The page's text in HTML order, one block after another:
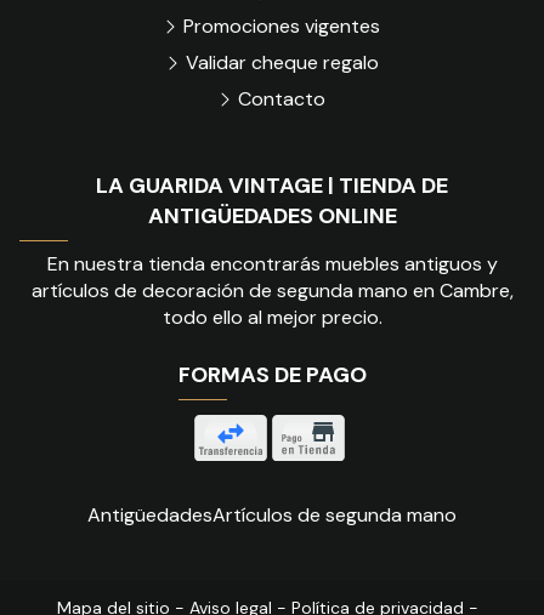
LA GUARIDA VINTAGE | TIENDA DE
ANTIGÜEDADES ONLINE
En nuestra tienda encontrarás muebles antiguos y
artículos de decoración de segunda mano en Cambre,
todo ello al mejor precio.
FORMAS DE PAGO
Promociones vigentes
Validar cheque regalo
Contacto
AntigüedadesArtículos de segunda mano
Mapa del sitio - Aviso legal - Política de privacidad -